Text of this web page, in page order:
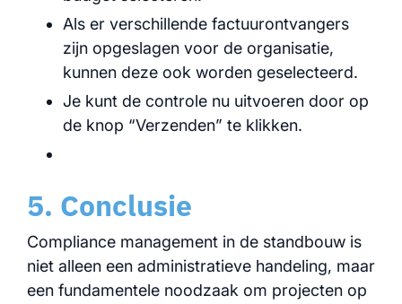
Als er verschillende factuurontvangers
zijn opgeslagen voor de organisatie,
kunnen deze ook worden geselecteerd.
Je kunt de controle nu uitvoeren door op
de knop “Verzenden” te klikken.
5. Conclusie
Compliance management in de standbouw is
niet alleen een administratieve handeling, maar
een fundamentele noodzaak om projecten op